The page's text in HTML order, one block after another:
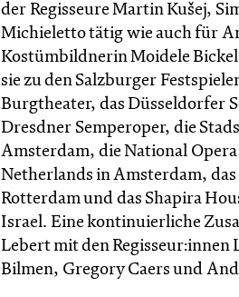
der Regisseure Martin Kušej,
Michieletto tätig wie auch für
Kostümbildnerin Moidele
sie zu den Salzburger
Burgtheater, das Düsseldorfer
Dresdner Semperoper, die
Amsterdam, die National
Netherlands in Amsterdam,
Rotterdam und das Shapira
Israel. Eine kontinuierliche
Lebert mit den
Bilmen, Gregory Caers und